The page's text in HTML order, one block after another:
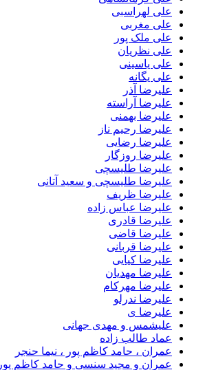
علی لهراسبی
علی مغربی
علی ملک پور
علی نظریان
علی یاسینی
علی یگانه
علیرضا آذر
علیرضا آراسته
علیرضا بهمنی
علیرضا رحیم ناز
علیرضا رضایی
علیرضا روزگار
علیرضا طلیسچی
علیرضا طلیسچی و سعید آتانی
علیرضا ظریف
علیرضا عباس زاده
علیرضا قادری
علیرضا قاضی
علیرضا قربانی
علیرضا کیایی
علیرضا مهدیان
علیرضا مهرکام
علیرضا ندرلو
علیرضا ی
علیشمس و مهدی جهانی
عماد طالب زاده
عمران ، حامد کاظم پور ، نیما حنجر
عمران و مجید سنسی و حامد کاظم پور